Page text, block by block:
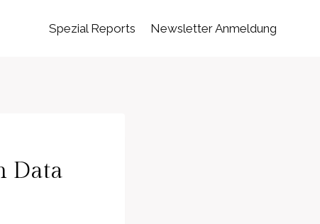
Spezial Reports Newsletter Anmeldung
Data